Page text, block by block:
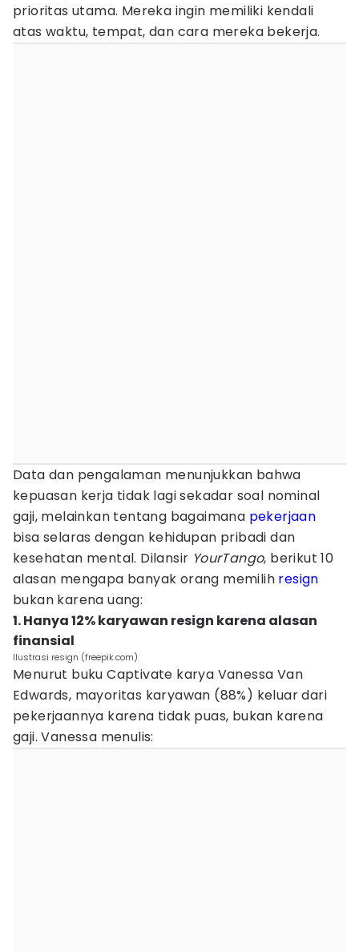
prioritas utama. Mereka ingin memiliki kendali
atas waktu, tempat, dan cara mereka bekerja.
Data dan pengalaman menunjukkan bahwa
kepuasan kerja tidak lagi sekadar soal nominal
gaji, melainkan tentang bagaimana pekerjaan
bisa selaras dengan kehidupan pribadi dan
kesehatan mental. Dilansir YourTango, berikut 10
alasan mengapa banyak orang memilih resign
bukan karena uang:
1. Hanya 12% karyawan resign karena alasan
finansial
Ilustrasi resign (freepik.com)
Menurut buku Captivate karya Vanessa Van
Edwards, mayoritas karyawan (88%) keluar dari
pekerjaannya karena tidak puas, bukan karena
gaji. Vanessa menulis: